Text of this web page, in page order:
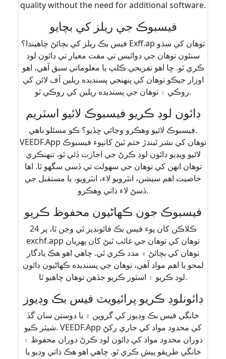
quality without the need for additional software.
فيسبوڪ جي ريلز کي بچايو
فيس بڪ ريلز کي بچائڻ چاهيندا؟ Exff.ap توهان کي سڌو
سنئون توهان جي ڊوائيس تي مفت معيار تي ڊائون لوڊ
ڪري ٿو. ڇا اهو تفريحي ڪلپ يا معلوماتي سبق آهي، اهو
اوزار جيڪو توهان کي پنهنجي پسنديده ريلين آف لائن کي
روڪي ۽ توهان جي پسنديده ريلين کي روڪي ٿو.
ڊائون لوڊ ڪريو فيسبوڪ لائيو اسٽريم
فيسبوڪ لائيو وهڪرو وڃائي ڇڏيو؟ ڪو مسئلو ناهي.
VEEDF.App توهان کي نشر ٿيندڙ ختم ٿيڻ کانپوء فيسبوڪ
لائيو ويڊيو ڊائون لوڊ ڪرڻ جي اجازت ڏئي ٿو، تنهنڪري
توهان انهن کي توهان جي سهولت تي ڏسي سگهو ٿا. اها
خاصيت اهم سيشن، انٽرويو لاء، انٽرويو، يا مستقبل جي
ڏسڻ لاء ذاتي وهڪرو.
فيسبوڪ جون ڪهاڻيون محفوظ ڪريو
24 ڪلاڪن کان پوء فيس بڪ فائونڊيز ٿي وڃن ٿا، پر
exchf.app توهان کي توهان جي غائب ٿيڻ کان پهريان
توهان کي بچائڻ ۾ مدد ڪري ٿي. چاهي اهو هڪ يادگار
لمحو يا اهم مواد آهي، توهان جي پسنديده ڪهاڻيون ڊائون
لوڊ ڪريو ۽ اسٽور ڪريو جڏهن توهان چاهيو ٿا.
ڊائونلوڊ ڪريو پرائيويٽ فيس بڪ وڊيوز
خانگي فيس بڪ وڊيوز کي گروپن ۾ يا دوستن سان گڏ
شيئر ڪيو. VEEDF.App کي محدود مواد کي جاري رکڻ
دوران محدود مواد کي ڊائون لوڊ ڪرڻ دوران محفوظ ۽
خانگي طريقو پيش ڪري ٿو. چاهي اهو هڪ ذاتي وڊيو يا